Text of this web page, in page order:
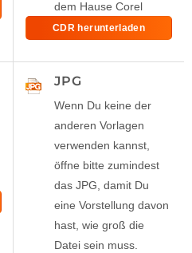
dem Hause Corel
CDR herunterladen
JPG
Wenn Du keine der
anderen Vorlagen
verwenden kannst,
öffne bitte zumindest
das JPG, damit Du
eine Vorstellung davon
hast, wie groß die
Datei sein muss.